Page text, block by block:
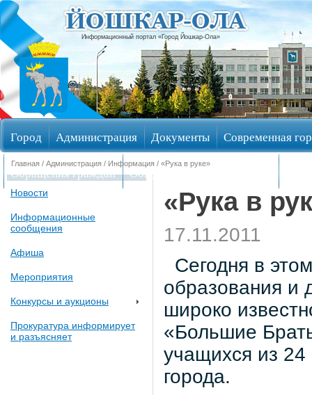
Информационный портал «Город Йошкар-Ола»
Город Администрация Документы Современная
Обращения граждан Общественные обсуждения
Главная / Администрация / Информация / «Рука в руке»
Новости
Информационные
сообщения
Афиша
Мероприятия
Конкурсы и аукционы
Прокуратура информирует
и разъясняет
«Рука в
17.11.2011
Сегодня в
образования и
широко
«Большие
учащихся из
города.